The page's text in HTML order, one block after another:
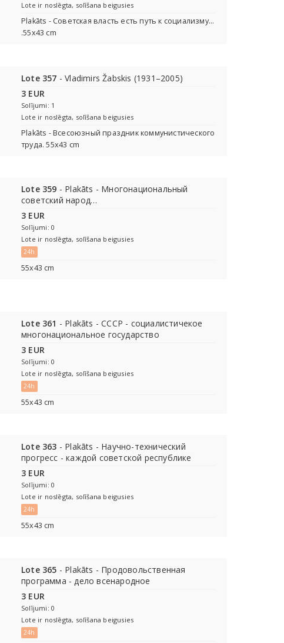
Lote ir noslēgta, solīšana beigusies
Plakāts - Советская власть есть путь к социализму…
.55х43 cm
Lote 357 - Vladimirs Žabskis (1931–2005)
3 EUR
Solījumi: 1
Lote ir noslēgta, solīšana beigusies
Plakāts - Всесоюзный праздник коммунистического
труда. 55х43 cm
Lote 359 - Plakāts - Многонациональный
советский народ…
3 EUR
Solījumi: 0
Lote ir noslēgta, solīšana beigusies
24h
55х43 cm
Lote 361 - Plakāts - СССР - социалистичекое
многонациональное государство
3 EUR
Solījumi: 0
Lote ir noslēgta, solīšana beigusies
24h
55х43 cm
Lote 363 - Plakāts - Научно-технический
прогресс - каждой советской республике
3 EUR
Solījumi: 0
Lote ir noslēgta, solīšana beigusies
24h
55х43 cm
Lote 365 - Plakāts - Продовольственная
программа - дело всенародное
3 EUR
Solījumi: 0
Lote ir noslēgta, solīšana beigusies
24h